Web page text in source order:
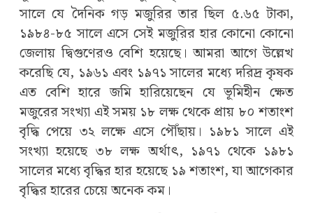
সালে যে দৈনিক গড় মজুরির তার ছিল ৫.৬৫ টাকা,
১৯৮৪-৮৫ সালে এসে সেই মজুরির হার কোনো কোনো
জেলায় দ্বিগুণেরও বেশি হয়েছে। আমরা আগে উল্লেখ
করেছি যে, ১৯৬১ এবং ১৯৭১ সালের মধ্যে দরিদ্র কৃষক
এত বেশি হারে জমি হারিয়েছেন যে ভূমিহীন ক্ষেত
মজুরের সংখ্যা এই সময় ১৮ লক্ষ থেকে প্রায় ৮০ শতাংশ
বৃদ্ধি পেয়ে ৩২ লক্ষে এসে পৌঁছায়। ১৯৮১ সালে এই
সংখ্যা হয়েছে ৩৮ লক্ষ অর্থাৎ, ১৯৭১ থেকে ১৯৮১
সালের মধ্যে বৃদ্ধির হার হয়েছে ১৯ শতাংশ, যা আগেকার
বৃদ্ধির হারের চেয়ে অনেক কম।